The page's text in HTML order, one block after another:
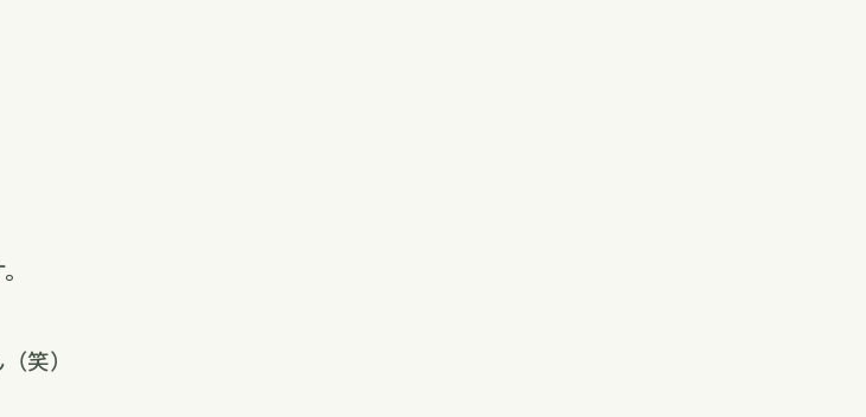
笑）